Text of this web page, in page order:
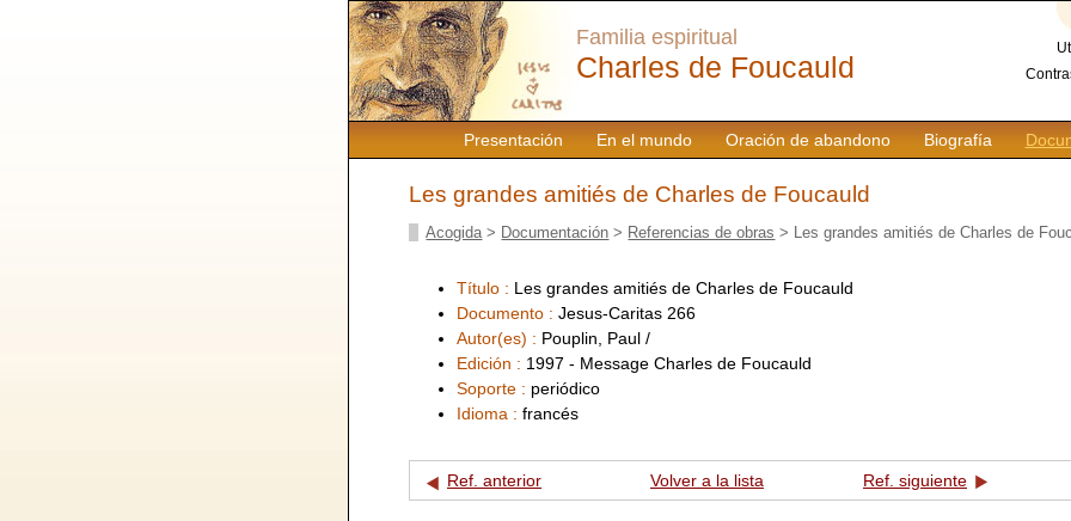
Presentación En el mundo Oración de abandono Biografía
Familia espiritual
Charles de Foucauld
Les grandes amitiés de Charles de Foucauld
Acogida > Documentación > Referencias de obras > Les grandes amitiés de Charles de
Título : Les grandes amitiés de Charles de Foucauld
Documento : Jesus-Caritas 266
Autor(es) : Pouplin, Paul /
Edición : 1997 - Message Charles de Foucauld
Soporte : periódico
Idioma : francés
Ref. anterior Volver a la lista Ref. siguiente